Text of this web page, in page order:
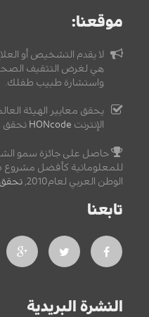
موقعنا:
لا يقدم التشخيص أو
هي لغرض التثقيف
واستشارة طبيب طفلك.
يحقق معايير الهيئة
الإنترنت HONcode تحقق
حاصل على جائزة سمو
للمعلوماتية كأفضل
الوطن العربي لعام2010,
تحقق
تابعنا
النشرة البريدية